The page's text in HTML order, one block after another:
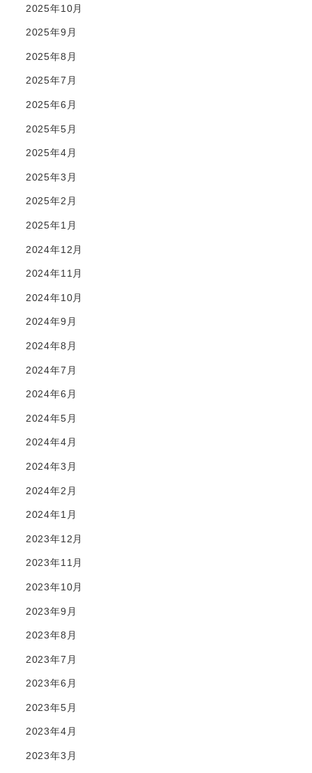
2025年10月
2025年9月
2025年8月
2025年7月
2025年6月
2025年5月
2025年4月
2025年3月
2025年2月
2025年1月
2024年12月
2024年11月
2024年10月
2024年9月
2024年8月
2024年7月
2024年6月
2024年5月
2024年4月
2024年3月
2024年2月
2024年1月
2023年12月
2023年11月
2023年10月
2023年9月
2023年8月
2023年7月
2023年6月
2023年5月
2023年4月
2023年3月